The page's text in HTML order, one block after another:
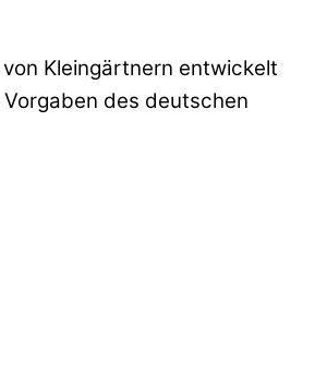
Kleingärtnern entwickelt
des deutschen